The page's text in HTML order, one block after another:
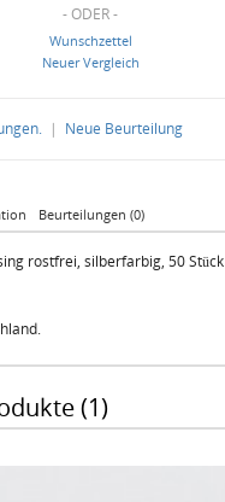
- ODER -
Wunschzettel
Neuer Vergleich
| Neue Beurteilung
Beurteilungen (0)
rostfrei, silberfarbig, 50 Stück
(1)